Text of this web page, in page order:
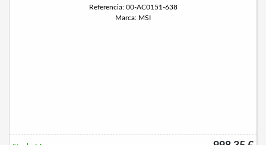
Referencia: 00-AC0151-638
Marca: MSI